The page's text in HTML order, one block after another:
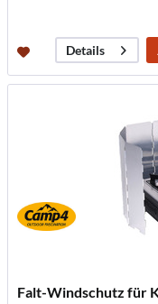
Details
Falt-Windschutz für